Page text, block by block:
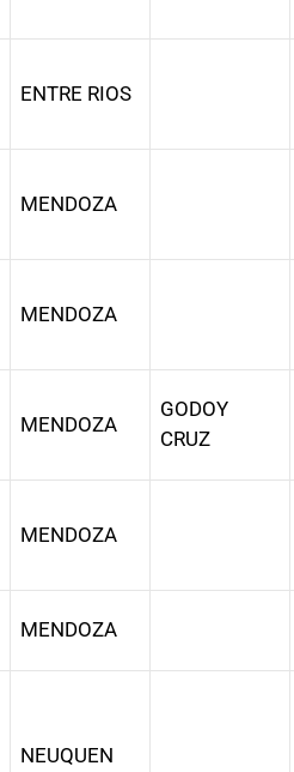
ENTRE RIOS
MENDOZA
MENDOZA
MENDOZA
GODOY
CRUZ
MENDOZA
MENDOZA
NEUQUEN